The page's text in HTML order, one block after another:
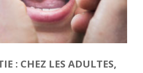
: CHEZ LES ADULTES,